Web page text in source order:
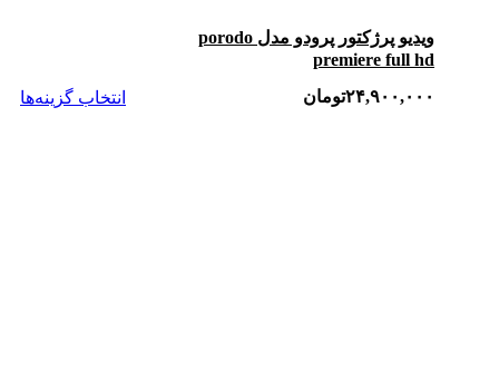
ویدیو پرژکتور پرودو مدل porodo
premiere full hd
انتخاب گزینه‌ها
۲۴,۹۰۰,۰۰۰تومان